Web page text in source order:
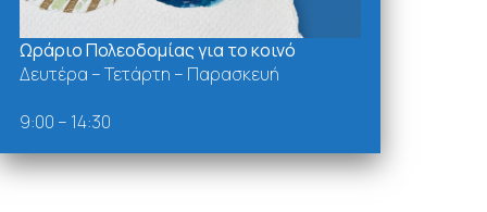
Ωράριο Πολεοδομίας για το κοινό
Δευτέρα – Τετάρτη – Παρασκευή
9:00 – 14:30